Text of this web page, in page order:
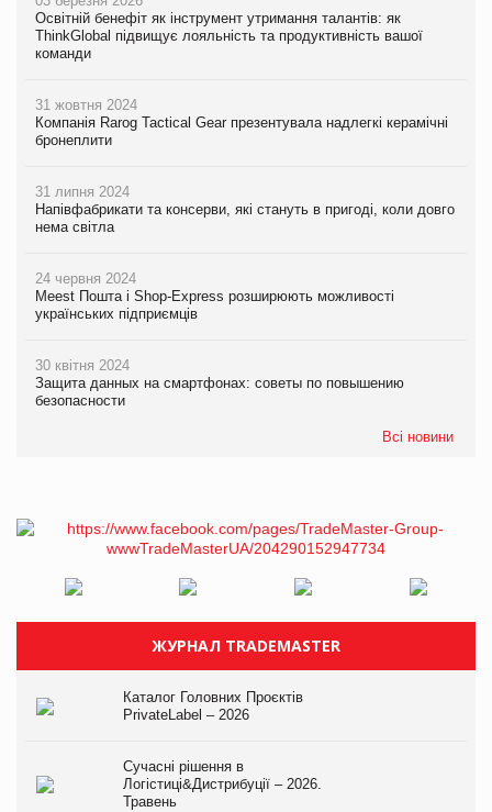
Освітній бенефіт як інструмент утримання талантів: як
ThinkGlobal підвищує лояльність та продуктивність вашої
команди
31 жовтня 2024
Компанія Rarog Tactical Gear презентувала надлегкі керамічні
бронеплити
31 липня 2024
Напівфабрикати та консерви, які стануть в пригоді, коли довго
нема світла
24 червня 2024
Meest Пошта і Shop-Express розширюють можливості
українських підприємців
30 квітня 2024
Защита данных на смартфонах: советы по повышению
безопасности
Всі новини
ЖУРНАЛ TRADEMASTER
Каталог Головних Проєктів
PrivateLabel – 2026
Сучасні рішення в
Логістиці&Дистрибуції – 2026.
Травень